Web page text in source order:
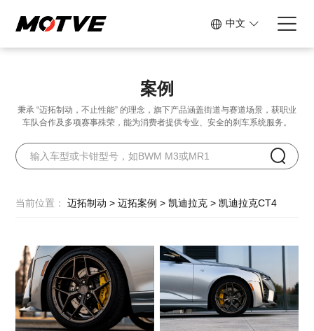
中文
案例
秉承 “迈拓制动，不止性能” 的理念，旗下产品涵盖街道与赛道场景， 获职业
车队合作及多项赛事殊荣，能为消费者提供专业、安全的刹车系统服务。
当前位置：迈拓制动 > 迈拓案例 > 凯迪拉克 > 凯迪拉克CT4